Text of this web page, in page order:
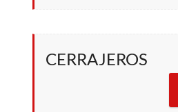
CERRAJEROS